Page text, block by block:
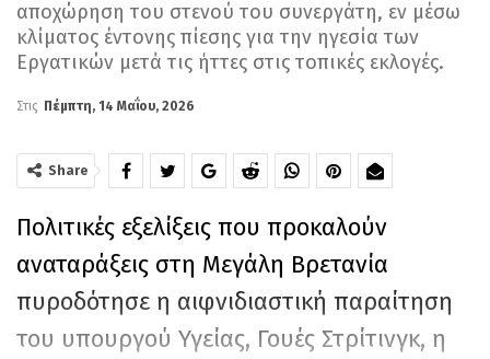
αποχώρηση του στενού του συνεργάτη, εν μέσω
κλίματος έντονης πίεσης για την ηγεσία των
Εργατικών μετά τις ήττες στις τοπικές εκλογές.
Στις Πέμπτη, 14 Μαΐου, 2026
Share
Πολιτικές εξελίξεις που προκαλούν
αναταράξεις στη Μεγάλη Βρετανία
πυροδότησε η αιφνιδιαστική παραίτηση
του υπουργού Υγείας, Γουές Στρίτινγκ, η